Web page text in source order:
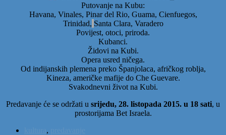
Putovanje na Kubu:
Havana, Vinales, Pinar del Rio, Guama, Cienfuegos,
Trinidad, Santa Clara, Varadero
Povijest, otoci, priroda.
Kubanci.
Židovi na Kubi.
Opera usred ničega.
Od indijanskih plemena preko Španjolaca, afričkog roblja,
Kineza, američke mafije do Che Guevare.
Svakodnevni život na Kubi.
Predavanje će se održati u srijedu, 28. listopada 2015. u 18 sati, u
prostorijama Bet Israela.
,